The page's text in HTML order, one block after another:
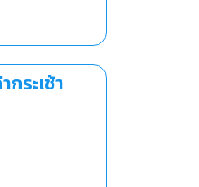
ระเช้า